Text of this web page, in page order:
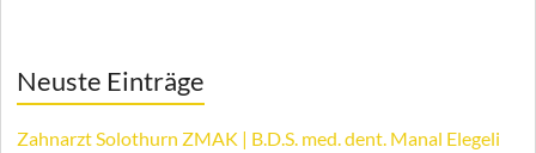
Neuste Einträge
Zahnarzt Solothurn ZMAK | B.D.S. med. dent. Manal Elegeli